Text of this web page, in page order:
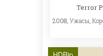
Terror
2008, Ужасы